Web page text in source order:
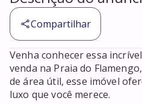
Compartilhar
Venha conhecer essa
venda na Praia do
de área útil, esse imóvel
luxo que você merece.